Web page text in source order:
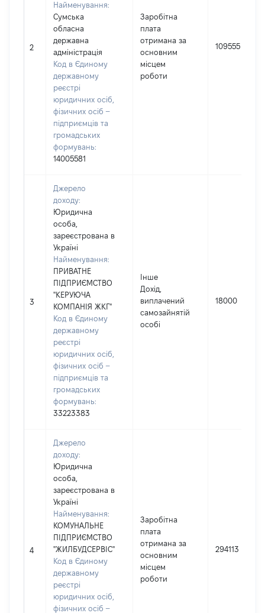
2
Найменування:
Сумська
обласна
державна
адміністрація
Код в Єдиному
державному
реєстрі
юридичних осіб,
фізичних осіб –
підприємців та
громадських
формувань:
14005581
Заробітна
плата
отримана за
основним
місцем
роботи
109555
3
Джерело
доходу:
Юридична
особа,
зареєстрована в
Україні
Найменування:
ПРИВАТНЕ
ПІДПРИЄМСТВО
"КЕРУЮЧА
КОМПАНІЯ ЖКГ"
Код в Єдиному
державному
реєстрі
юридичних осіб,
фізичних осіб –
підприємців та
громадських
формувань:
33223383
Інше
Дохід,
виплачений
самозайнятій
особі
18000
4
Джерело
доходу:
Юридична
особа,
зареєстрована в
Україні
Найменування:
КОМУНАЛЬНЕ
ПІДПРИЄМСТВО
"ЖИЛБУДСЕРВІС"
Код в Єдиному
державному
реєстрі
юридичних осіб,
фізичних осіб –
Заробітна
плата
отримана за
основним
місцем
роботи
294113